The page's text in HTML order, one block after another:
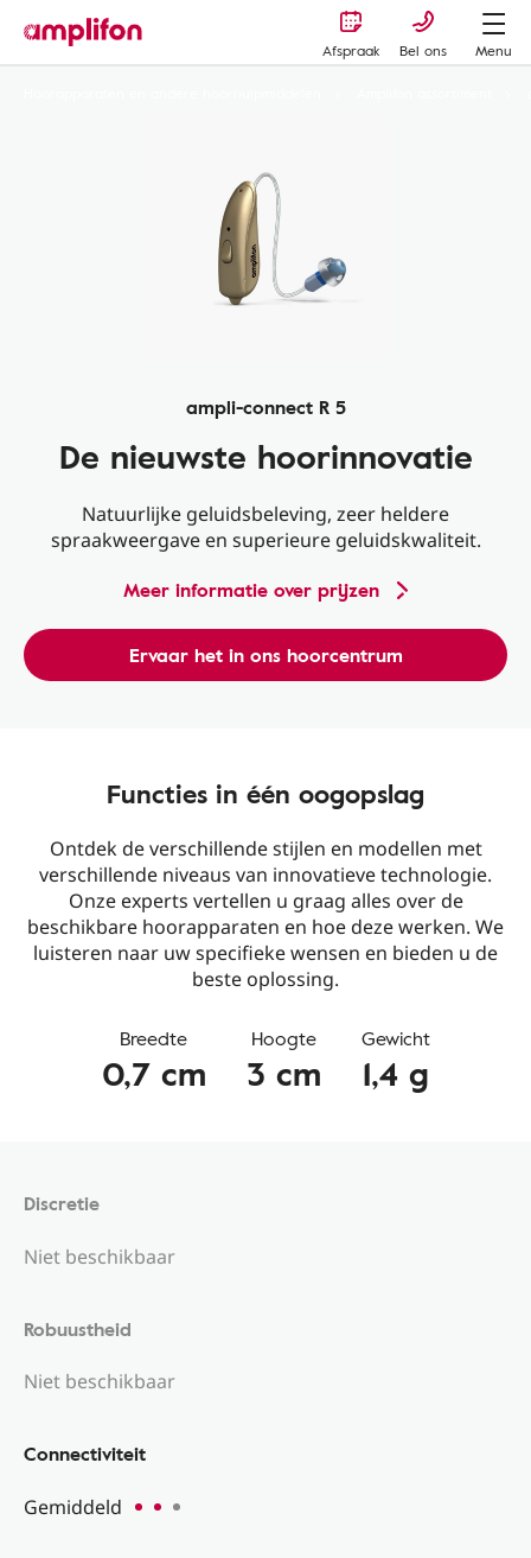
Afspraak Bel ons
Menu
ampli-connect R 5
De nieuwste hoorinnovatie
Natuurlijke geluidsbeleving, zeer heldere
spraakweergave en superieure geluidskwaliteit.
Meer informatie over prijzen
Ervaar het in ons hoorcentrum
Functies in één oogopslag
Ontdek de verschillende stijlen en modellen met
verschillende niveaus van innovatieve technologie.
Onze experts vertellen u graag alles over de
beschikbare hoorapparaten en hoe deze werken. We
luisteren naar uw specifieke wensen en bieden u de
beste oplossing.
Breedte
0,7 cm
Hoogte
3 cm
Gewicht
1,4 g
Discretie
Niet beschikbaar
Robuustheid
Niet beschikbaar
Connectiviteit
Gemiddeld